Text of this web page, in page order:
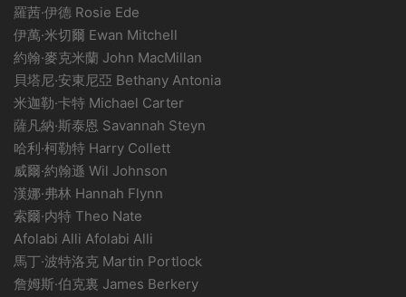
羅茜·伊德 Rosie Ede
伊萬·米切爾 Ewan Mitchell
約翰·麥克米蘭 John MacMillan
貝塔尼·安東尼亞 Bethany Antonia
米迦勒·卡特 Michael Carter
薩凡納·斯泰恩 Savannah Steyn
哈利·柯勒特 Harry Collett
威爾·約翰遜 Wil Johnson
漢娜·弗林 Hannah Flynn
索爾·内特 Theo Nate
Afolabi Alli Afolabi Alli
馬丁·波特洛克 Martin Portlock
詹姆斯·伯克裏 James Berkery